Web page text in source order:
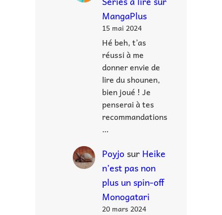
MangaPlus
15 mai 2024
Hé beh, t’as
réussi à me
donner envie de
lire du shounen,
bien joué ! Je
penserai à tes
recommandations
…
Poyjosur Heike
n’est pas non
plus un spin-off
Monogatari
20 mars 2024